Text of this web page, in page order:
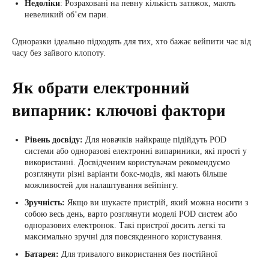
Недоліки: Розраховані на певну кількість затяжок, мають
невеликий об’єм пари.
Одноразки ідеально підходять для тих, хто бажає вейпити час від
часу без зайвого клопоту.
Як обрати електронний
випарник: ключові фактори
Рівень досвіду: Для новачків найкраще підійдуть POD
системи або одноразові електронні випариники, які прості у
використанні. Досвідченим користувачам рекомендуємо
розглянути різні варіанти бокс-модів, які мають більше
можливостей для налаштування вейпінгу.
Зручність: Якщо ви шукаєте пристрій, який можна носити з
собою весь день, варто розглянути моделі POD систем або
одноразових електронок. Такі пристрої досить легкі та
максимально зручні для повсякденного користування.
Батарея: Для тривалого використання без постійної